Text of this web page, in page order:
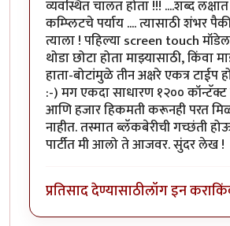
व्यवस्थित चालत होता !!! ....शब्द
कम्प्लिटचे पर्याय .... त्यासाठी शंभर
त्याला ! पहिल्या screen touch
थोडा छोटा होता माझ्यासाठी, किंवा
हाता-बोटांमुळे तीन अक्षरे एकत्र टाईप
:-) मग एकदा साधारण १२००
आणि हजार हिकमती करूनही परत
नाहीत. तस्मात ब्लॅकबेरीची गच्छंती
पार्टीत मी आलो ते आजवर. सुंदर लेख !
प्रतिसाद देण्यासाठीलॉग इन करा